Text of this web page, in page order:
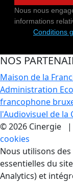
Nous nous
informations
Conditions
NOS
Maison de la
Administration
francophone
l'Audiovisuel de la
© 2026 Cinergie |
cookies
Gestion
Nous utilisons
essentielles du
Analytics) et